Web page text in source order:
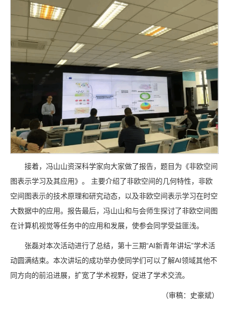
接着，冯山山资深科学家向大家做了报告，题目为《非欧空间
图表示学习及其应用》。 主要介绍了非欧空间的几何特性，非欧
空间图表示的技术原理和研究动态，以及非欧空间表示学习在时空
大数据中的应用。报告最后，冯山山和与会师生探讨了非欧空间图
在计算机视觉等任务中的应用和发展，使参会同学受益匪浅。
张磊对本次活动进行了总结，第十三期“AI新青年讲坛”学术活
动圆满结束。本次讲坛的成功举办使同学们可以了解AI领域其他不
同方向的前沿进展，扩宽了学术视野，促进了学术交流。
（审稿：史豪斌）